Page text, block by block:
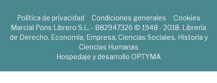
Política de privacidad Condiciones generales
Cookies
Marcial Pons Librero S.L. - B82947326 © 1948 - 2018. Librería
de Derecho, Economía, Empresa, Ciencias Sociales, Historia y
Ciencias Humanas
Hospedaje y desarrollo OPTYMA